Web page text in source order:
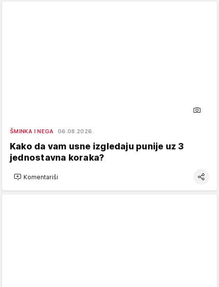
ŠMINKA I NEGA 06.08.2026.
Kako da vam usne izgledaju punije uz 3
jednostavna koraka?
Komentariši